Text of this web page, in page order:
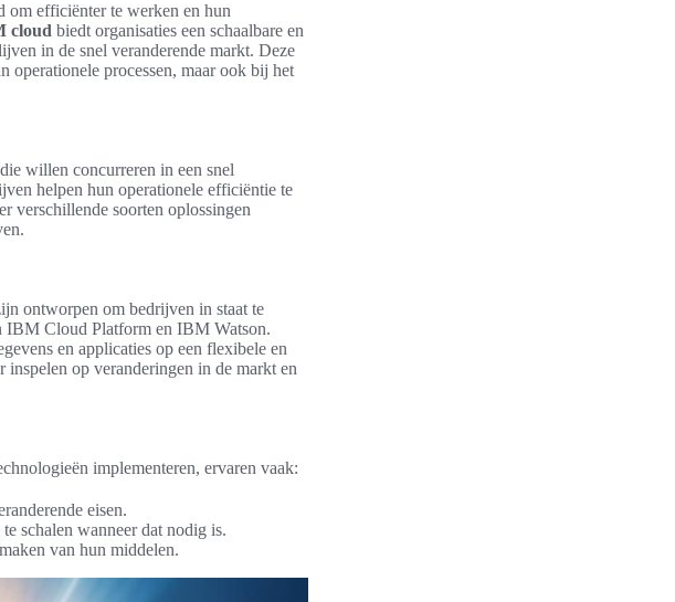
om efficiënter te werken en hun
cloud biedt organisaties een schaalbare en
in de snel veranderende markt. Deze
operationele processen, maar ook bij het
willen concurreren in een snel
helpen hun operationele efficiëntie te
verschillende soorten oplossingen
ontworpen om bedrijven in staat te
IBM Cloud Platform en IBM Watson.
en applicaties op een flexibele en
op veranderingen in de markt en
implementeren, ervaren vaak:
eisen.
schalen wanneer dat nodig is.
van hun middelen.